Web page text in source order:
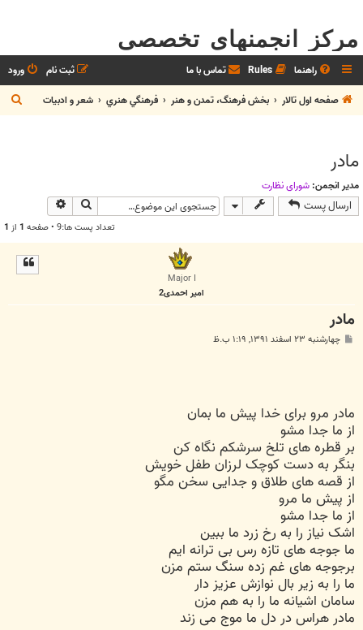
مرکز انجمنهای تخصصی
راهنما Rules تماس با ما ورود
ثبت نام
صفحه اول تالار
بخش فرهنگ، تمدن و هنر فرهنگي هنري شعر و ادبيات
س
مادر
مدیر انجمن: شوراي نظارت
ارسال پست جستجو
تعداد پست ها:9 • صفحه 1 از 1
Major I
امیر احمدی2
مادر
س
چهارشنبه ۲۳ اسفند ۱۳۹۱, ۱:۱۹ ب.ظ
مادر مرو برای خدا پیش ما بمان
از ما جدا مشو
بر قطره های تلخ سرشکم نگاه کن
بنگر به دست کوچک لرزان طفل خویش
از قصه های طلاق و جدایی سخن مگو
از پیش ما مرو
از ما جدا مشو
اشک نیاز را به رخ زرد ما ببین
ما جوجه های تازه رس بی ترانه ایم
برجوجه های غم زده سنگ ستم مزن
ما را به زیر بال نوازش عزیز دار
سامان اشیانه ما را به هم مزن
مادر هراس در دل ما موج می زند